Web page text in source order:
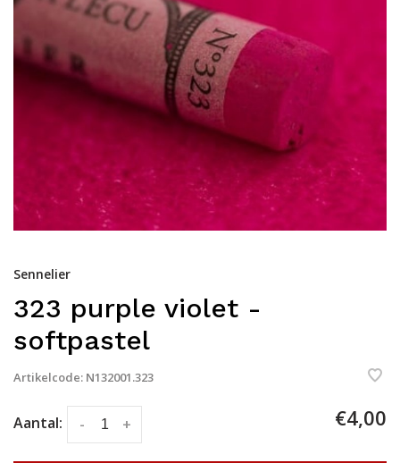
Sennelier
323 purple violet -
softpastel
Artikelcode: N132001.323
Aantal: +
- €4,00